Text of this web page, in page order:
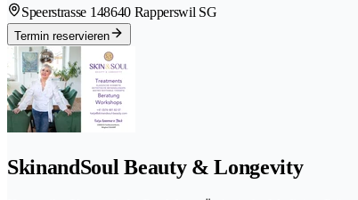
Speerstrasse 148640 Rapperswil SG
Termin reservieren
SkinandSoul Beauty & Longevity